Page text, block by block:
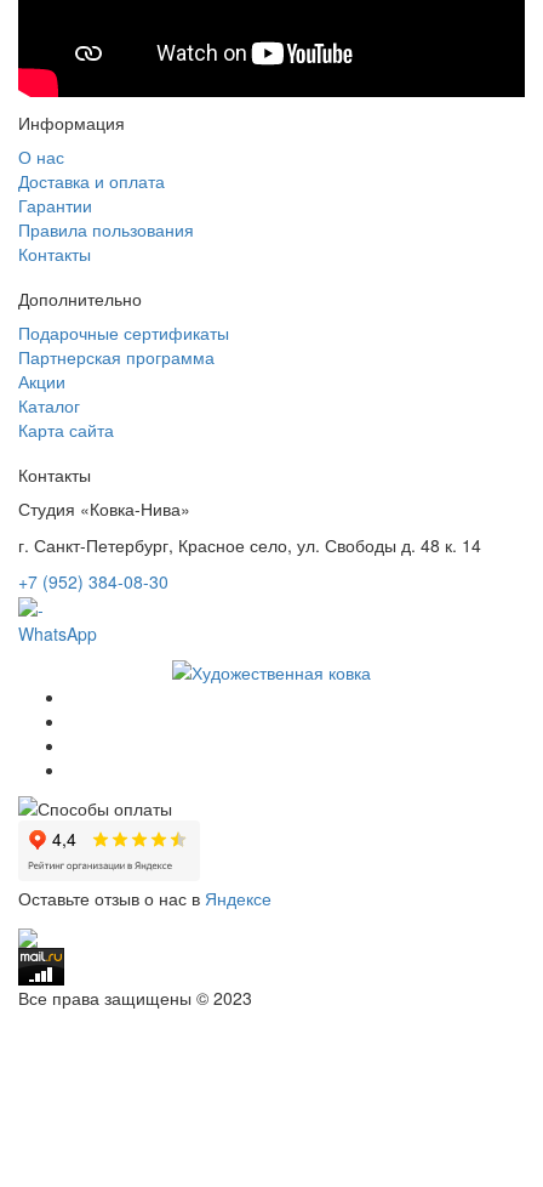
Информация
О нас
Доставка и оплата
Гарантии
Правила пользования
Контакты
Дополнительно
Подарочные сертификаты
Партнерская программа
Акции
Каталог
Карта сайта
Контакты
Студия «Ковка-Нива»
г. Санкт-Петербург, Красное село, ул. Свободы д. 48 к. 14
+7 (952) 384-08-30
WhatsApp
Оставьте отзыв о нас в Яндексе
Все права защищены © 2023